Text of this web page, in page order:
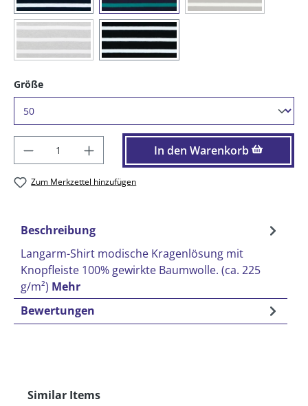
(91) graumelange / weiß
(Diese Option ist zurzeit nicht verfügbar.)
(99) schwarz / weiß
Größeauswählen
Produkt Anzahl: Gib den gewünschten
In den Warenkorb
Zum Merkzettel hinzufügen
Beschreibung
Langarm-Shirt modische Kragenlösung mit
Knopfleiste 100% gewirkte Baumwolle. (ca. 225
g/m²) Mehr
Bewertungen
Produktgalerie überspringen
Similar Items